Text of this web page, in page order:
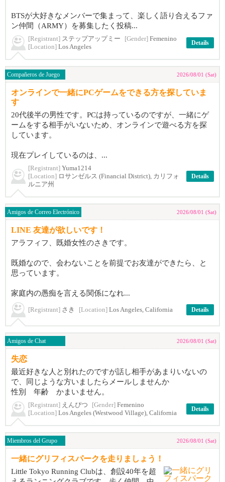
BTSが大好きなメンバーで集まって、楽しく語り合えるファ
ン仲間（ARMY）を募集したく投稿...
[Registrant] ステップアップミー [Gender] Femenino
[Location] Los Angeles
Details
Compañeros de Juego 2026/08/01 (Sat)
オンラインで一緒にPCゲームをできる方を探していま
す
20代後半の男性です。PCは持っているのですが、一緒にゲ
ームをする相手がいないため、オンラインで遊べる方を探
しています。
現在プレイしているのは、...
[Registrant] Yuma1214
[Location] ロサンゼルス (Financial District), カリフォ
ルニア州
Details
Amigos de Correo Electrónico 2026/08/01 (Sat)
LINE 友達が欲しいです！
アラフィフ、既婚女性のさきです。
既婚なので、会わないことを前提でお友達ができたら、と
思っています。
家庭内の愚痴を言える関係になれ...
[Registrant] さき [Location] Los Angeles, California Details
Amigos de Chat 2026/08/01 (Sat)
失恋
最近好きな人と別れたのですが話し相手があまりいないの
で、同じような方いましたらメールしませんか
性別 年齢 かまいません。
[Registrant] えんぴつ [Gender] Femenino
[Location] Los Angeles (Westwood Village), California
Details
Miembros del Grupo 2026/08/01 (Sat)
一緒にグリフィスパークを走りましょう！
Little Tokyo Running Clubは、創設40年を超